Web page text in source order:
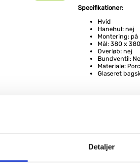
Detaljer
Specifikationer:
Hvid
Hanehul: nej
Montering: på
Mål: 380 x
Overløb: nej
Bundventil:
Materiale:
Glaseret